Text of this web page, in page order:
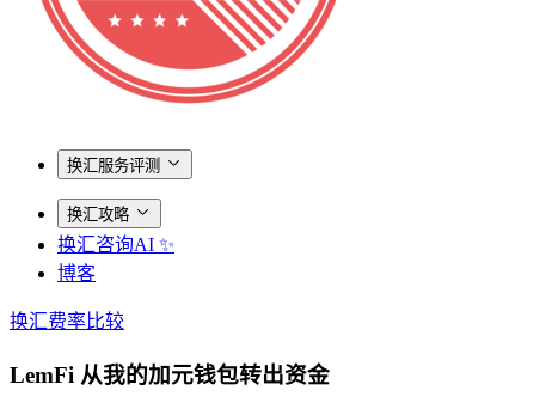
换汇服务评测
换汇攻略
换汇咨询AI ✨
博客
换汇费率比较
LemFi 从我的加元钱包转出资金